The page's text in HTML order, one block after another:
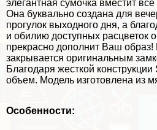
элегантная сумочка вместит
Она буквально создана для
прогулок выходного дня, а
и обилию доступных расцветок
прекрасно дополнит Ваш
закрывается оригинальным
Благодаря жесткой
объем. Модель изготовлена из
Особенности: